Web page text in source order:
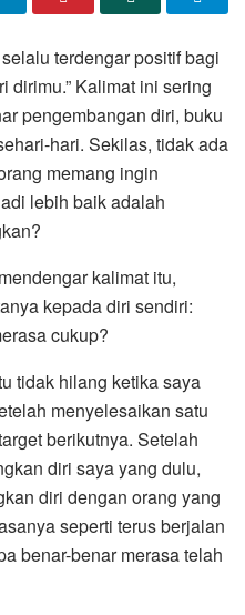
terdengar positif bagi
dirimu.” Kalimat ini sering
pengembangan diri, buku
hari. Sekilas, tidak ada
memang ingin
lebih baik adalah
kalimat itu,
kepada diri sendiri:
cukup?
tidak hilang ketika saya
menyelesaikan satu
berikutnya. Setelah
diri saya yang dulu,
diri dengan orang yang
seperti terus berjalan
benar-benar merasa telah